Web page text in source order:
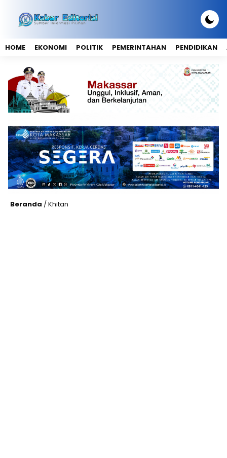
HOME EKONOMI POLITIK PEMERINTAHAN PENDIDIKAN
Beranda /Khitan